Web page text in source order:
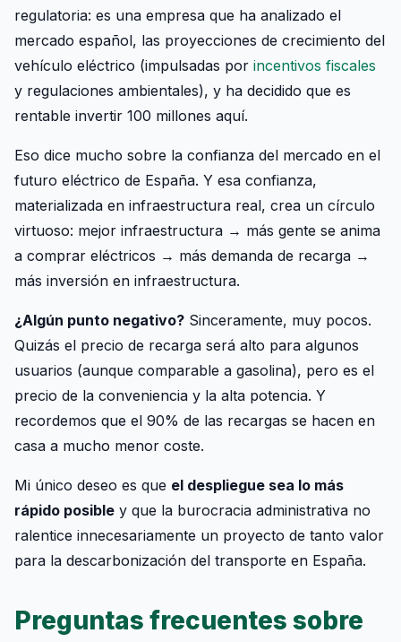
regulatoria: es una empresa que ha analizado el
mercado español, las proyecciones de crecimiento del
vehículo eléctrico (impulsadas por incentivos fiscales
y regulaciones ambientales), y ha decidido que es
rentable invertir 100 millones aquí.
Eso dice mucho sobre la confianza del mercado en el
futuro eléctrico de España. Y esa confianza,
materializada en infraestructura real, crea un círculo
virtuoso: mejor infraestructura → más gente se anima
a comprar eléctricos → más demanda de recarga →
más inversión en infraestructura.
¿Algún punto negativo? Sinceramente, muy pocos.
Quizás el precio de recarga será alto para algunos
usuarios (aunque comparable a gasolina), pero es el
precio de la conveniencia y la alta potencia. Y
recordemos que el 90% de las recargas se hacen en
casa a mucho menor coste.
Mi único deseo es que el despliegue sea lo más
rápido posible y que la burocracia administrativa no
ralentice innecesariamente un proyecto de tanto valor
para la descarbonización del transporte en España.
Preguntas frecuentes sobre